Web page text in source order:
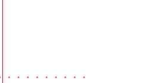
・・・・・・・・・